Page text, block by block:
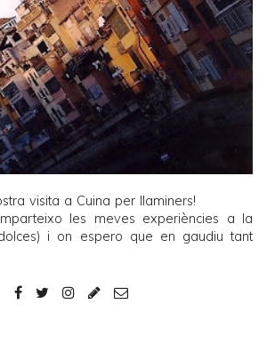
visita a Cuina per llaminers!
les meves experiències a la
i on espero que en gaudiu tant